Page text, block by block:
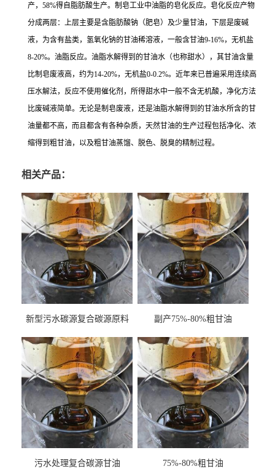
产，58%得自脂肪酸生产。制皂工业中油脂的皂化反应。皂化反应产物
分成两层：上层主要是含脂肪酸钠（肥皂）及少量甘油，下层是废碱
液，为含有盐类，氢氧化钠的甘油稀溶液，一般含甘油9-16%，无机盐
8-20%。油脂反应。油脂水解得到的甘油水（也称甜水），其甘油含量
比制皂废液高，约为14-20%，无机盐0-0.2%。近年来已普遍采用连续高
压水解法，反应不使用催化剂，所得甜水中一般不含无机酸，净化方法
比废碱液简单。无论是制皂废液，还是油脂水解得到的甘油水所含的甘
油量都不高，而且都含有各种杂质，天然甘油的生产过程包括净化、浓
缩得到粗甘油，以及粗甘油蒸馏、脱色、脱臭的精制过程。
相关产品：
新型污水碳源复合碳源原料
副产75%-80%粗甘油
污水处理复合碳源甘油
75%-80%粗甘油